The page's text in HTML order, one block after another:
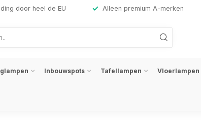
door heel de EU Alleen premium A-merken
Inbouwspots Tafellampen Vloerlampen